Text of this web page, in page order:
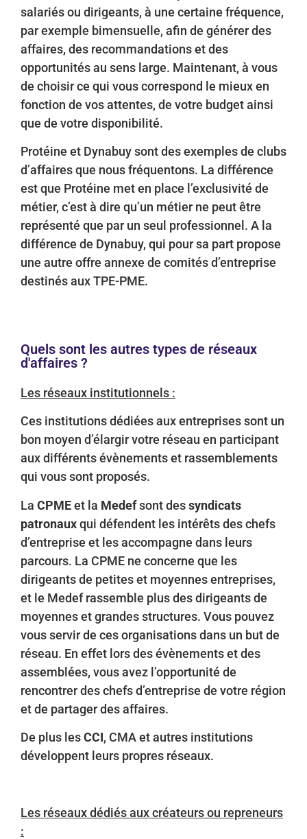
salariés ou dirigeants, à une certaine fréquence,
par exemple bimensuelle, afin de générer des
affaires, des recommandations et des
opportunités au sens large. Maintenant, à vous
de choisir ce qui vous correspond le mieux en
fonction de vos attentes, de votre budget ainsi
que de votre disponibilité.
Protéine et Dynabuy sont des exemples de clubs
d’affaires que nous fréquentons. La différence
est que Protéine met en place l’exclusivité de
métier, c’est à dire qu’un métier ne peut être
représenté que par un seul professionnel. A la
différence de Dynabuy, qui pour sa part propose
une autre offre annexe de comités d’entreprise
destinés aux TPE-PME.
Quels sont les autres types de réseaux
d'affaires ?
Les réseaux institutionnels :
Ces institutions dédiées aux entreprises sont un
bon moyen d’élargir votre réseau en participant
aux différents évènements et rassemblements
qui vous sont proposés.
La CPMEet la Medefsont dessyndicats
patronauxqui défendent les intérêts des chefs
d’entreprise et les accompagne dans leurs
parcours. La CPME ne concerne que les
dirigeants de petites et moyennes entreprises,
et le Medef rassemble plus des dirigeants de
moyennes et grandes structures. Vous pouvez
vous servir de ces organisations dans un but de
réseau. En effet lors des évènements et des
assemblées, vous avez l’opportunité de
rencontrer des chefs d’entreprise de votre région
et de partager des affaires.
De plus lesCCI, CMA et autres institutions
développent leurs propres réseaux.
Les réseaux dédiés aux créateurs ou repreneurs
: